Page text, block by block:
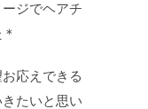
ジでヘアチ
応えできる
たいと思い